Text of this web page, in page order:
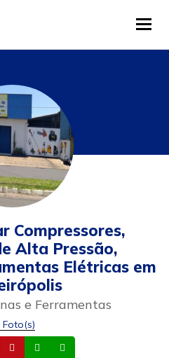
Compressores,
Alta Pressão,
Elétricas em
e Ferramentas
Foto(s)
Instagram
Site Whatsapp